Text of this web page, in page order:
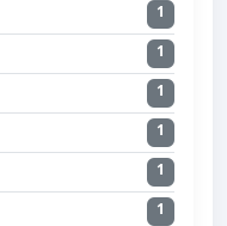
1
1
1
1
1
1